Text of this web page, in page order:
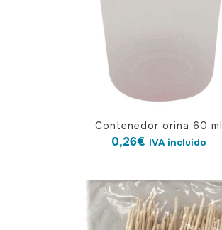
Contenedor orina 60 ml
0,26€ IVA incluido